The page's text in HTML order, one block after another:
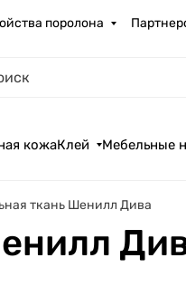
поролона
кожаКлей Мебельные
ткань Шенилл Дива